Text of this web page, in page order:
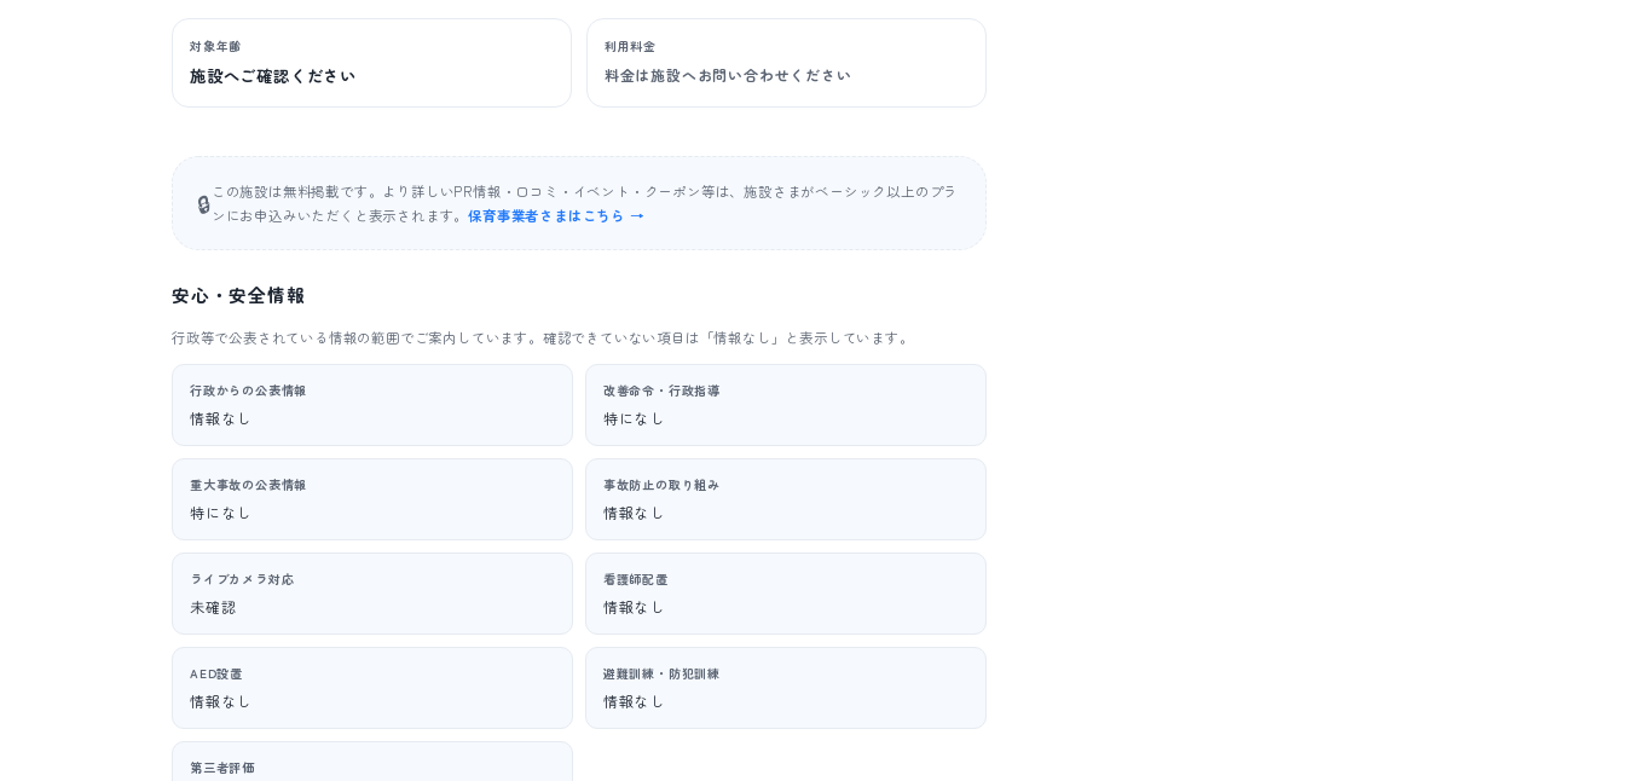
対象年齢
施設へご確認ください
利用料金
料金は施設へお問い合わせください
🔒この施設は無料掲載です。より詳しいPR情報・口コミ・イベント・クーポン等は、施設さまがベーシック以上のプラ
ンにお申込みいただくと表示されます。保育事業者さまはこちら →
安心・安全情報
行政等で公表されている情報の範囲でご案内しています。確認できていない項目は「情報なし」と表示しています。
行政からの公表情報
情報なし
改善命令・行政指導
特になし
重大事故の公表情報
特になし
事故防止の取り組み
情報なし
ライブカメラ対応
未確認
看護師配置
情報なし
AED設置
情報なし
避難訓練・防犯訓練
情報なし
第三者評価